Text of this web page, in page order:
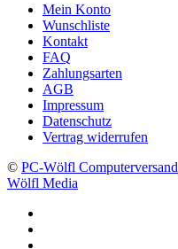
Mein Konto
Wunschliste
Kontakt
FAQ
Zahlungsarten
AGB
Impressum
Datenschutz
Vertrag widerrufen
© PC-Wölfl Computerversand
Wölfl Media